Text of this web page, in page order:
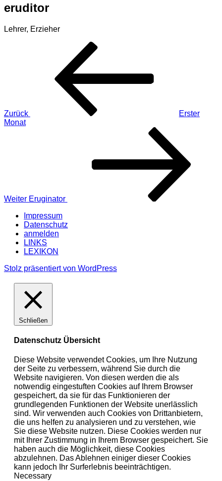
eruditor
Lehrer, Erzieher
Beitragsnavigation
Zurück
Erster
Monat
Weiter Eruginator
Impressum
Datenschutz
anmelden
LINKS
LEXIKON
Stolz präsentiert von WordPress
Schließen
Datenschutz Übersicht
Diese Website verwendet Cookies, um Ihre Nutzung
der Seite zu verbessern, während Sie durch die
Website navigieren. Von diesen werden die als
notwendig eingestuften Cookies auf Ihrem Browser
gespeichert, da sie für das Funktionieren der
grundlegenden Funktionen der Website unerlässlich
sind. Wir verwenden auch Cookies von Drittanbietern,
die uns helfen zu analysieren und zu verstehen, wie
Sie diese Website nutzen. Diese Cookies werden nur
mit Ihrer Zustimmung in Ihrem Browser gespeichert. Sie
haben auch die Möglichkeit, diese Cookies
abzulehnen. Das Ablehnen einiger dieser Cookies
kann jedoch Ihr Surferlebnis beeinträchtigen.
Necessary